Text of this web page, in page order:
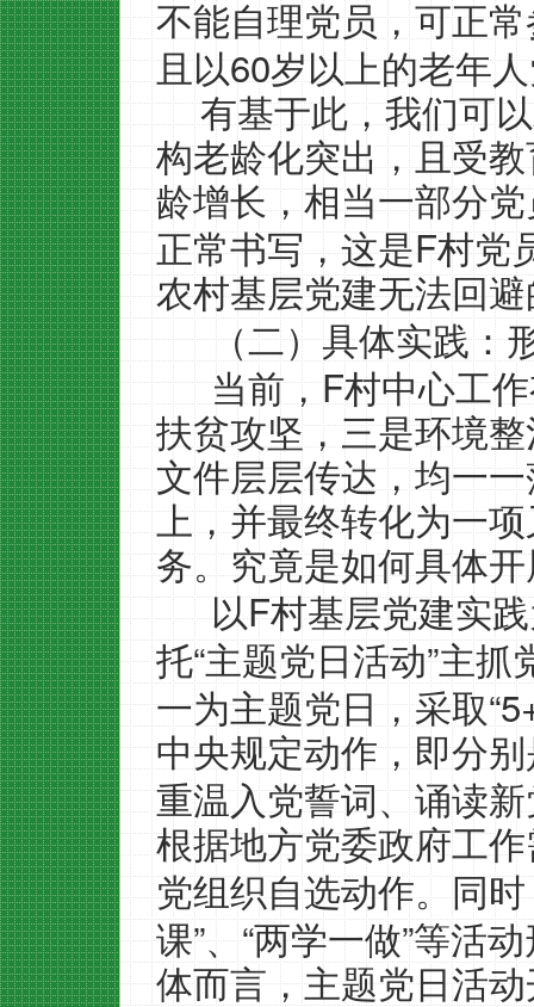
不能自理党员，可正
且以60岁以上的老年
有基于此，我们可
构老龄化突出，且受
龄增长，相当一部分
正常书写，这是F村党
农村基层党建无法回
（二）具体实践：
当前，F村中心工
扶贫攻坚，三是环境
文件层层传达，均一
上，并最终转化为一
务。究竟是如何具体
以F村基层党建实
托“主题党日活动”主抓
一为主题党日，采取
中央规定动作，即分
重温入党誓词、诵读
根据地方党委政府工
党组织自选动作。同
课”、“两学一做”等活
体而言，主题党日活